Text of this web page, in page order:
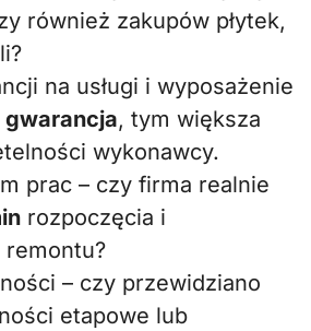
również zakupów płytek,
na usługi i wyposażenie
gwarancja, tym większa
wykonawcy.
prac – czy firma realnie
rozpoczęcia i
remontu?
– czy przewidziano
etapowe lub